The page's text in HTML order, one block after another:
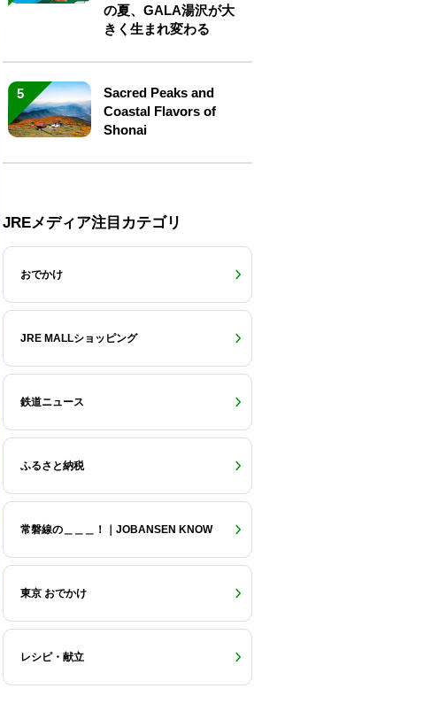
の夏、GALA湯沢が大
きく生まれ変わる
5
Sacred Peaks and
Coastal Flavors of
Shonai
JREメディア注目カテゴリ
おでかけ
JRE MALLショッピング
鉄道ニュース
ふるさと納税
常磐線の＿＿＿！｜JOBANSEN KNOW
東京 おでかけ
レシピ・献立